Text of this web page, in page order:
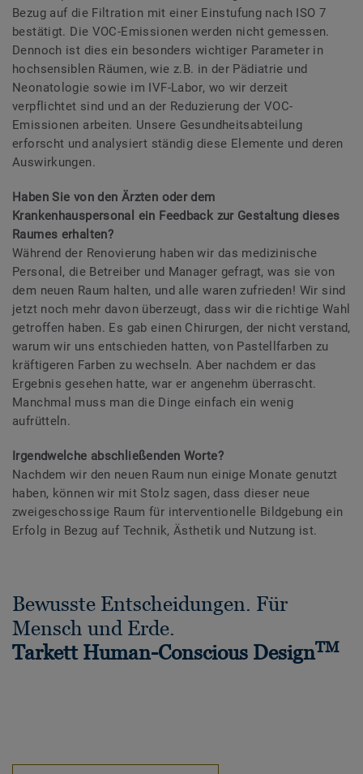
Bezug auf die Filtration mit einer Einstufung nach ISO 7
bestätigt. Die VOC-Emissionen werden nicht gemessen.
Dennoch ist dies ein besonders wichtiger Parameter in
hochsensiblen Räumen, wie z.B. in der Pädiatrie und
Neonatologie sowie im IVF-Labor, wo wir derzeit
verpflichtet sind und an der Reduzierung der VOC-
Emissionen arbeiten. Unsere Gesundheitsabteilung
erforscht und analysiert ständig diese Elemente und deren
Auswirkungen.
Haben Sie von den Ärzten oder dem
Krankenhauspersonal ein Feedback zur Gestaltung dieses
Raumes erhalten?
Während der Renovierung haben wir das medizinische
Personal, die Betreiber und Manager gefragt, was sie von
dem neuen Raum halten, und alle waren zufrieden! Wir sind
jetzt noch mehr davon überzeugt, dass wir die richtige Wahl
getroffen haben. Es gab einen Chirurgen, der nicht verstand,
warum wir uns entschieden hatten, von Pastellfarben zu
kräftigeren Farben zu wechseln. Aber nachdem er das
Ergebnis gesehen hatte, war er angenehm überrascht.
Manchmal muss man die Dinge einfach ein wenig
aufrütteln.
Irgendwelche abschließenden Worte?
Nachdem wir den neuen Raum nun einige Monate genutzt
haben, können wir mit Stolz sagen, dass dieser neue
zweigeschossige Raum für interventionelle Bildgebung ein
Erfolg in Bezug auf Technik, Ästhetik und Nutzung ist.
Bewusste Entscheidungen. Für
Mensch und Erde.
Tarkett Human-Conscious DesignTM